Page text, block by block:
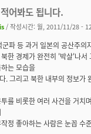
어봐도 됩니다.
/ 작성시간: 월, 2011/11/28 -
군파 등 과거 일본의 공산주
한 경제가 완전히 '박살'나
는 모습을
. 그리고 북한 내부의 정보가
를 비롯한 여러 사건을 거치
정 좋아하는 사람은 눈꼽 수